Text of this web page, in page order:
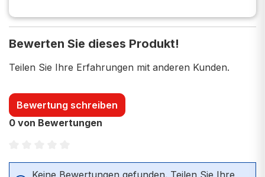
Bewerten Sie dieses Produkt!
Teilen Sie Ihre Erfahrungen mit anderen Kunden.
Bewertung schreiben
0 von Bewertungen
Durchschnittliche Bewertung von 0 von 5 Sternen
Keine Bewertungen gefunden. Teilen Sie Ihre